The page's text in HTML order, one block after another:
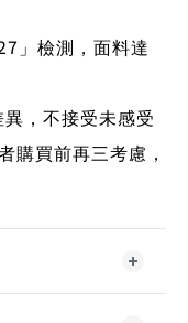
」檢測，面料達
，不接受未感受
購買前再三考慮，